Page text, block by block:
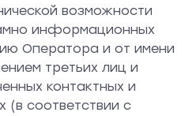
возможности
информационных
Оператора и от имени
третьих лиц и
контактных и
(в соответствии с